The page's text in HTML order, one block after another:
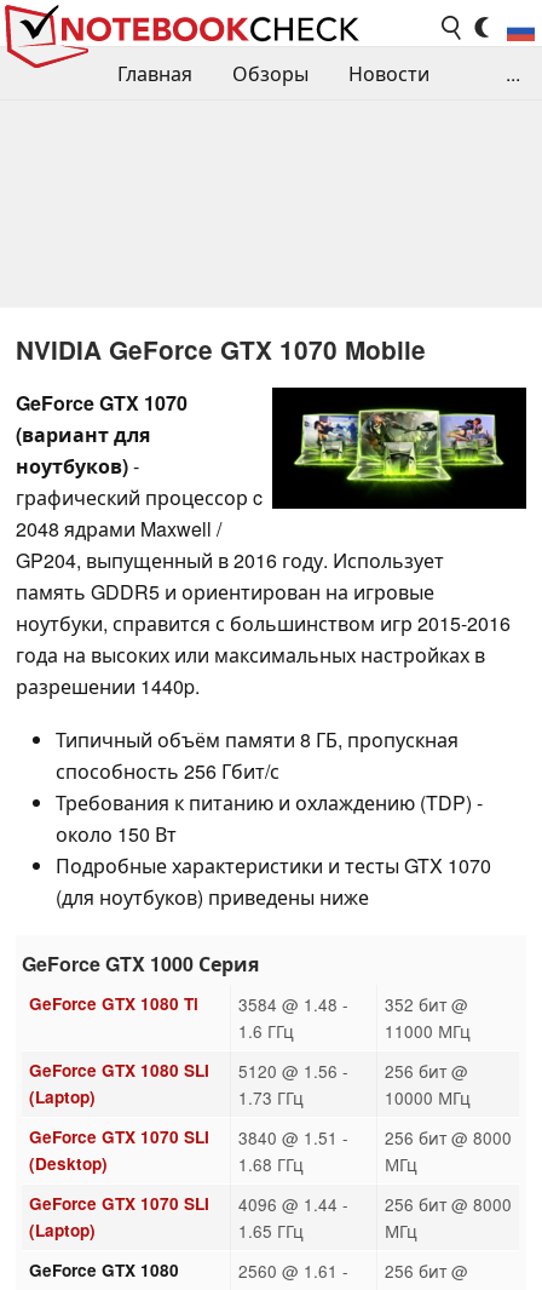
Главная Обзоры
Новости
...
NVIDIA GeForce GTX 1070 Mobile
GeForce GTX 1070
(вариант для
ноутбуков)-
графический процессор c
2048 ядрами Maxwell /
GP204, выпущенный в 2016 году. Использует
память GDDR5 и ориентирован на игровые
ноутбуки, справится с большинством игр 2015-2016
года на высоких или максимальных настройках в
разрешении 1440p.
Типичный объём памяти 8 ГБ, пропускная
способность 256 Гбит/с
Требования к питанию и охлаждению (TDP) -
около 150 Вт
Подробные характеристики и тесты GTX 1070
(для ноутбуков) приведены ниже
GeForce GTX 1000 Серия
GeForce GTX 1080 Ti
3584 @ 1.48 -
1.6 ГГц
352 бит @
11000 МГц
GeForce GTX 1080 SLI
(Laptop)
5120 @ 1.56 -
1.73 ГГц
256 бит @
10000 МГц
GeForce GTX 1070 SLI
(Desktop)
3840 @ 1.51 -
1.68 ГГц
256 бит @ 8000
МГц
GeForce GTX 1070 SLI
(Laptop)
4096 @ 1.44 -
1.65 ГГц
256 бит @ 8000
МГц
GeForce GTX 1080
2560 @ 1.61 -
256 бит @